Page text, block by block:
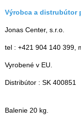
Výrobca a distrubútor
Jonas Center, s.r.o.
tel : +421 904 140 399,
Vyrobené v EU.
Distribútor : SK 400851
Balenie 20 kg.